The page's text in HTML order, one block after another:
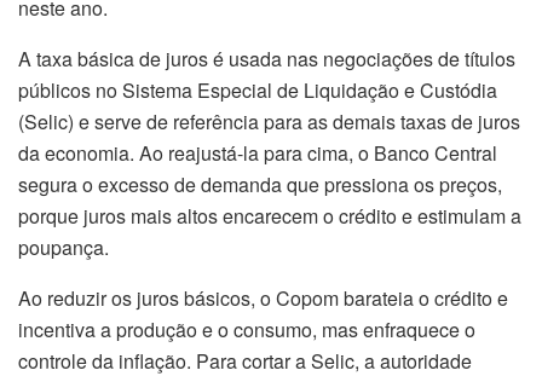
neste ano.
A taxa básica de juros é usada nas negociações de títulos
públicos no Sistema Especial de Liquidação e Custódia
(Selic) e serve de referência para as demais taxas de juros
da economia. Ao reajustá-la para cima, o Banco Central
segura o excesso de demanda que pressiona os preços,
porque juros mais altos encarecem o crédito e estimulam a
poupança.
Ao reduzir os juros básicos, o Copom barateia o crédito e
incentiva a produção e o consumo, mas enfraquece o
controle da inflação. Para cortar a Selic, a autoridade